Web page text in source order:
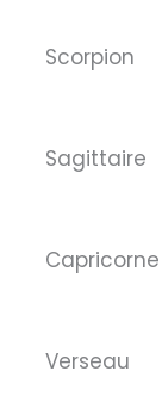
Scorpion
Sagittaire
Capricorne
Verseau